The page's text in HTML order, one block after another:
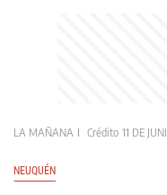
LA MAÑANA Crédito 11 DE
NEUQUÉN